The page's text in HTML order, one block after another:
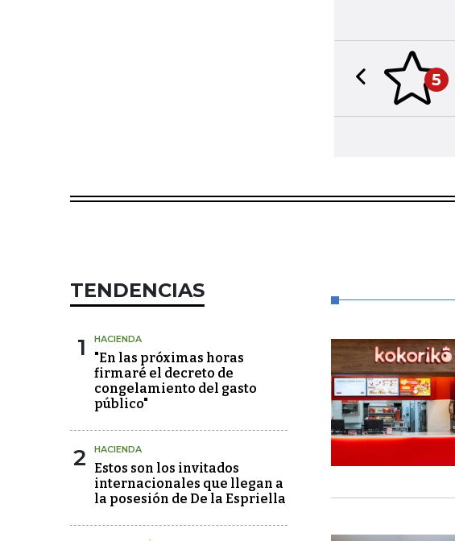
5
Previous slide
TENDENCIAS
1 HACIENDA
"En las próximas horas
firmaré el decreto de
congelamiento del gasto
público"
2 HACIENDA
Estos son los invitados
internacionales que llegan a
la posesión de De la Espriella